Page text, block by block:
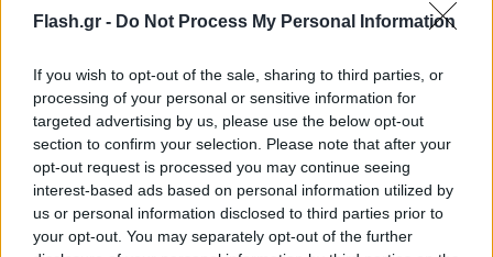
Flash.gr - Do Not Process My Personal Information
If you wish to opt-out of the sale, sharing to third parties, or
processing of your personal or sensitive information for
targeted advertising by us, please use the below opt-out
section to confirm your selection. Please note that after your
opt-out request is processed you may continue seeing
interest-based ads based on personal information utilized by
us or personal information disclosed to third parties prior to
your opt-out. You may separately opt-out of the further